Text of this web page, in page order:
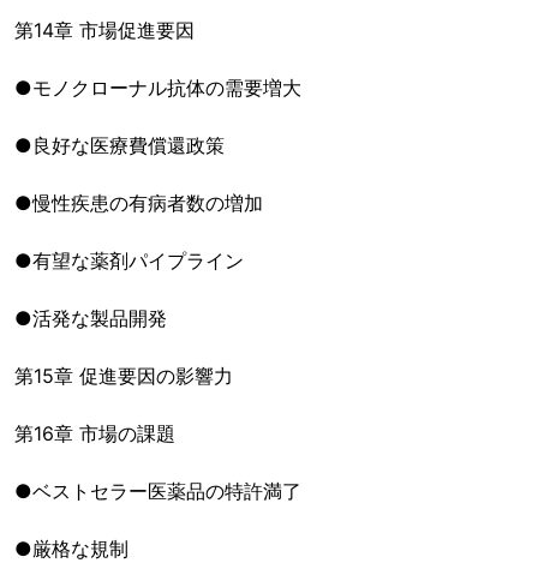
第14章 市場促進要因
●モノクローナル抗体の需要増大
●良好な医療費償還政策
●慢性疾患の有病者数の増加
●有望な薬剤パイプライン
●活発な製品開発
第15章 促進要因の影響力
第16章 市場の課題
●ベストセラー医薬品の特許満了
●厳格な規制